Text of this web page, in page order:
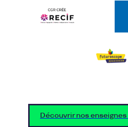
Découvrir nos